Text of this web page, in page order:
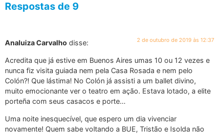
Respostas de 9
Analuiza Carvalho disse: 2 de outubro de 2019 às 12:37
Acredita que já estive em Buenos Aires umas 10 ou 12 vezes e
nunca fiz visita guiada nem pela Casa Rosada e nem pelo
Colón?! Que lástima! No Colón já assisti a um ballet divino,
muito emocionante ver o teatro em ação. Estava lotado, a elite
porteña com seus casacos e porte…
Uma noite inesquecível, que espero um dia vivenciar
novamente! Quem sabe voltando a BUE, Tristão e Isolda não